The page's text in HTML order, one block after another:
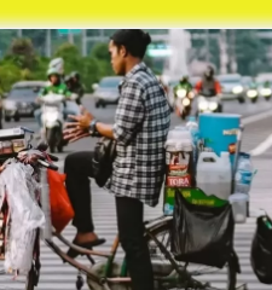
Berjalan Sukses
5 bulan ago
Kartini Penggerak Lingkungan
Sampah Bukit Berlian
1 tahun ago
Ucapan Terimakasih Ketua Umum
Jurpala Indonesia dan KOSMI
Indonesia Atas Respon Cepat
Metro Bekasi dan Polsek Cikarang
Timur yang Tangkap Oknum Ormas
Terkait Pengusiran Pendirian
1 tahun ago